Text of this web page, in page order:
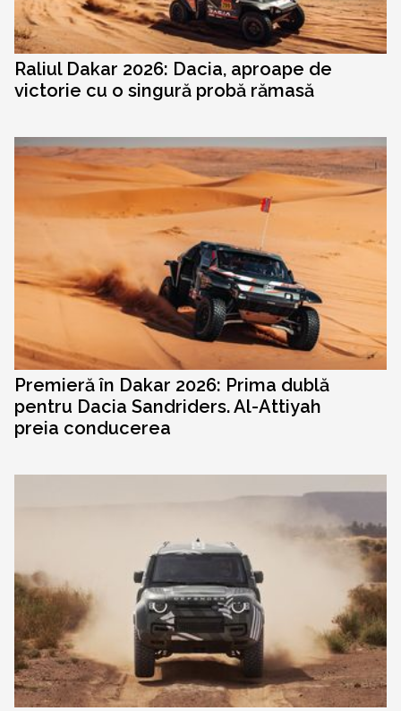
Raliul Dakar 2026: Dacia, aproape de
victorie cu o singură probă rămasă
Premieră în Dakar 2026: Prima dublă
pentru Dacia Sandriders. Al-Attiyah
preia conducerea